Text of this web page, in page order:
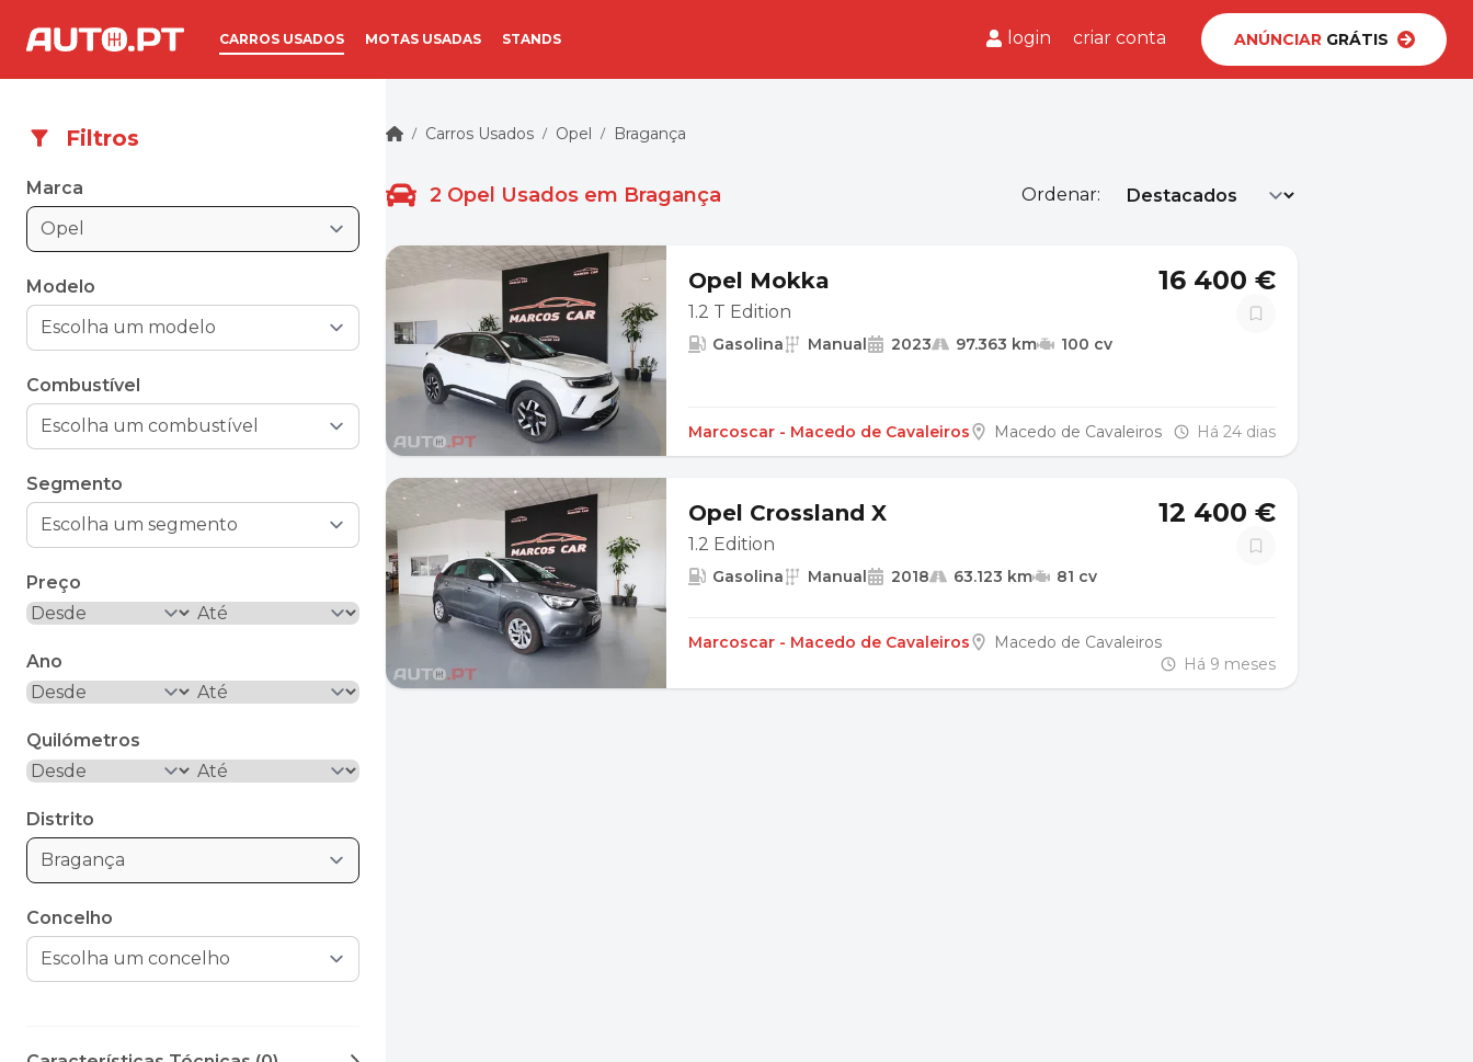
CARROS USADOS MOTAS USADAS STANDS login criar conta ANÚNCIARGRÁTIS
Filtros
Marca
Opel
Modelo
Combustível
Segmento
Preço
Ano
Quilómetros
Distrito
Bragança
Concelho
/ Carros Usados / Opel / Bragança
2 Opel Usados em Bragança Ordenar:
Opel Mokka
1.2 T Edition
16 400 €
Gasolina Manual 2023 97.363 km 100 cv
Marcoscar - Macedo de Cavaleiros Macedo de Cavaleiros Há 24 dias
Opel Crossland X
1.2 Edition
12 400 €
Gasolina Manual 2018 63.123 km 81 cv
Marcoscar - Macedo de Cavaleiros
Macedo de Cavaleiros
Há 9 meses